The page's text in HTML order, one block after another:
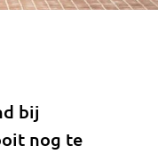
bij
nog te